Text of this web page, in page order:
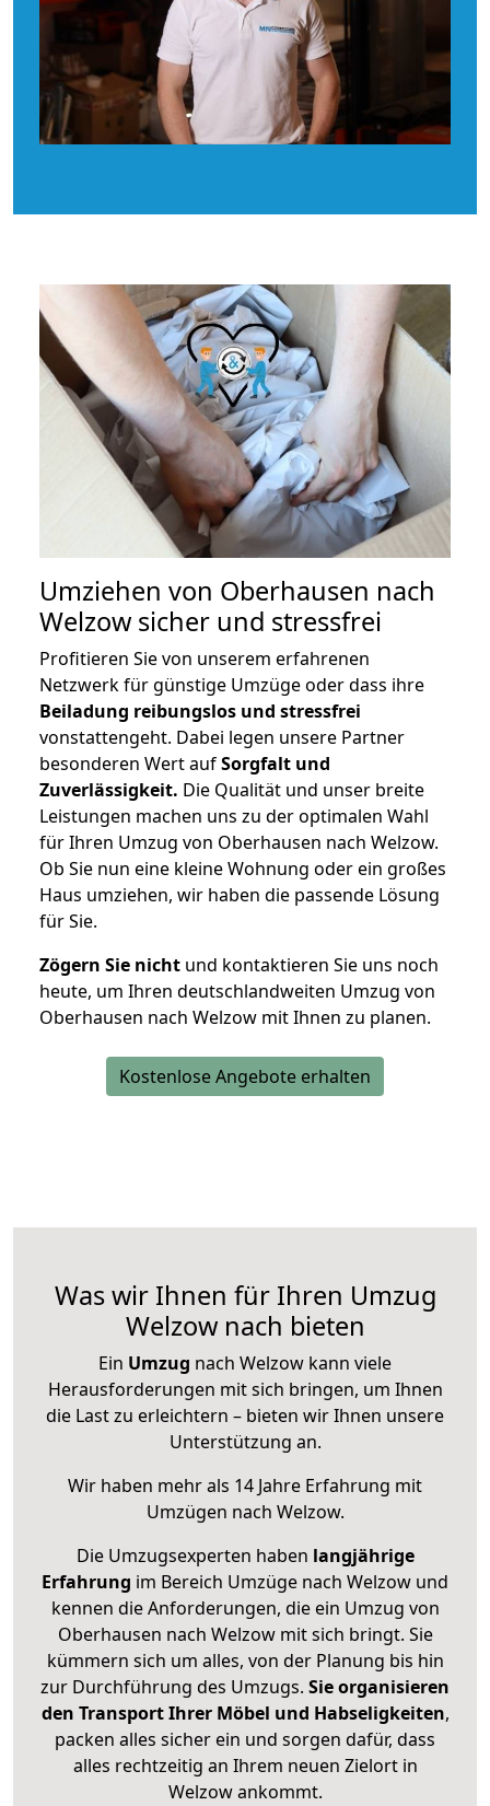
Umziehen von Oberhausen nach
Welzow sicher und stressfrei
Profitieren Sie von unserem erfahrenen
Netzwerk für günstige Umzüge oder dass ihre
Beiladung reibungslos und stressfrei
vonstattengeht. Dabei legen unsere Partner
besonderen Wert aufSorgfalt und
Zuverlässigkeit. Die Qualität und unser breite
Leistungen machen uns zu der optimalen Wahl
für Ihren Umzug von Oberhausen nach Welzow.
Ob Sie nun eine kleine Wohnung oder ein großes
Haus umziehen, wir haben die passende Lösung
für Sie.
Zögern Sie nicht und kontaktieren Sie uns noch
heute, um Ihren deutschlandweiten Umzug von
Oberhausen nach Welzow mit Ihnen zu planen.
Kostenlose Angebote erhalten
Was wir Ihnen für Ihren Umzug
Welzow nach bieten
Ein Umzug nach Welzow kann viele
Herausforderungen mit sich bringen, um Ihnen
die Last zu erleichtern – bieten wir Ihnen unsere
Unterstützung an.
Wir haben mehr als 14 Jahre Erfahrung mit
Umzügen nach Welzow.
Die Umzugsexperten haben langjährige
Erfahrung im Bereich Umzüge nach Welzow und
kennen die Anforderungen, die ein Umzug von
Oberhausen nach Welzow mit sich bringt. Sie
kümmern sich um alles, von der Planung bis hin
zur Durchführung des Umzugs. Sie organisieren
den Transport Ihrer Möbel und Habseligkeiten,
packen alles sicher ein und sorgen dafür, dass
alles rechtzeitig an Ihrem neuen Zielort in
Welzow ankommt.